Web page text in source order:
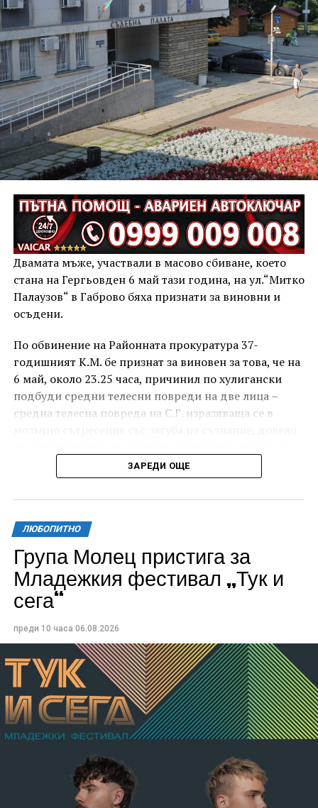
Двамата мъже, участвали в масово сбиване, което
стана на Гергьовден 6 май тази година, на ул.“Митко
Палаузов“ в Габрово бяха признати за виновни и
осъдени.
По обвинение на Районната прокуратура 37-
годишният К.М. бе признат за виновен за това, че на
6 май, около 23.25 часа, причинил по хулигански
подбуди средни телесни повреди на две лица –
средна телесна повреда на С.Г. изразяваща се в
живота, и лека телесна повреда на Х.С., която бе с
порезна рана на петия пръст на дясната ръка,
довела до разстройство на здравето, неопасно за
За извършеното престъпление 37-годишният бе
осъден с наложено наказание 1 година и 8 месеца
лишаване от свобода, чието изпълнение бб отложено
за срок от 4 години и 6 месеца.
Съучастникът му, с инициали А.Н. на 19 години, пък
бе признат за виновен за това, че причинил по
хулигански подбуди леки телесни повреди на В.А. –
разкъсно-контузни рани в теменно-тилната област и
в областта на носа, и охлузни рани, довели до
разстройство на здравето, неопасно за живота.
Престъплението бе класифицирано по чл.131 ал.1
т.12 пр.1, вр. чл.130 ал.1 от НК, като А.Н. е освободен
от наказателна отговорност и му е наложено
административно наказание по реда на чл.78а ал.1
от НК – глоба в размер на 306,77 евро.
ЗАРЕДИ ОЩЕ
ЛЮБОПИТНО
Група Молец пристига за
Младежкия фестивал „Тук и
сега“
преди 10 часа 06.08.2026